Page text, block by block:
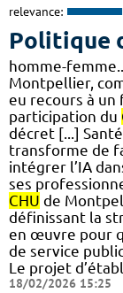
relevance:
Politique
homme-
Montpellier,
eu recours à un
participation du
décret [...]
transforme de
intégrer l’IA
ses
CHU de
définissant la
en œuvre pour
de service
Le projet
18/02/2026 15:25